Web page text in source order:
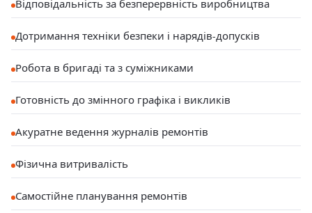
Відповідальність за безперервність виробництва
Дотримання техніки безпеки і нарядів-допусків
Робота в бригаді та з суміжниками
Готовність до змінного графіка і викликів
Акуратне ведення журналів ремонтів
Фізична витривалість
Самостійне планування ремонтів